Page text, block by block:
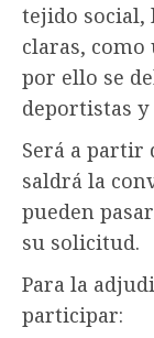
tejido social,
claras, como
por ello se
deportistas
Será a partir
saldrá la
pueden
su solicitud.
Para la
participar: